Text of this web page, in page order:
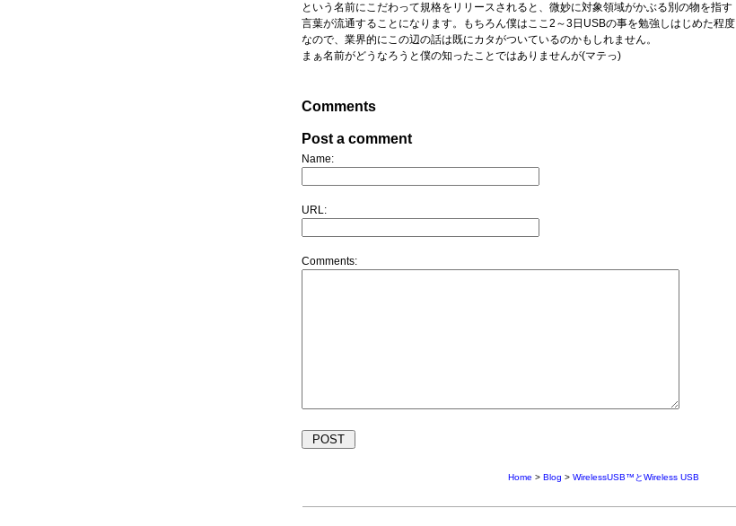
という名前にこだわって規格をリリースされると、微妙に対象領域がかぶる別の物を指す
言葉が流通することになります。もちろん僕はここ2～3日USBの事を勉強しはじめた程度
なので、業界的にこの辺の話は既にカタがついているのかもしれません。
まぁ名前がどうなろうと僕の知ったことではありませんが(マテっ)
Comments
Post a comment
Name:
URL:
Comments:
Home > Blog > WirelessUSB™とWireless USB